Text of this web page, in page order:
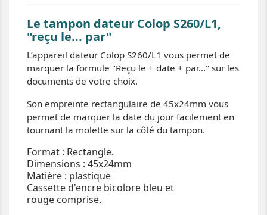
Le tampon dateur Colop S260/L1,
"reçu le... par"
L’appareil dateur Colop S260/L1 vous permet de
marquer la formule "Reçu le + date + par..." sur les
documents de votre choix.
Son empreinte rectangulaire de 45x24mm vous
permet de marquer la date du jour facilement en
tournant la molette sur la côté du tampon.
Format : Rectangle.
Dimensions : 45x24mm
Matière : plastique
Cassette d'encre bicolore bleu et
rouge comprise.